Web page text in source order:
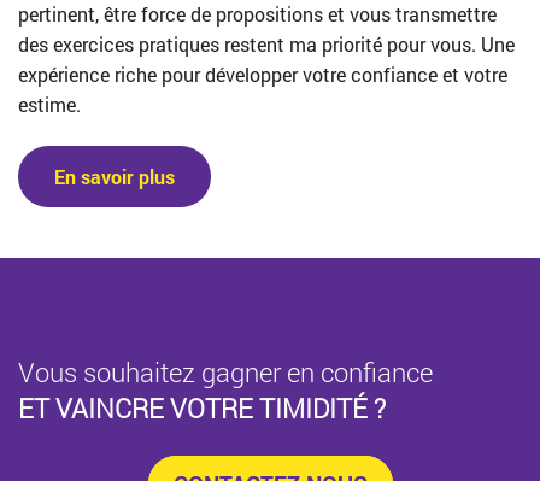
pertinent, être force de propositions et vous transmettre
des exercices pratiques restent ma priorité pour vous. Une
expérience riche pour développer votre confiance et votre
estime.
En savoir plus
Vous souhaitez gagner en confiance
ET VAINCRE VOTRE TIMIDITÉ ?